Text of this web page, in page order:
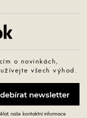
o novinkách,
všech výhod.
naše kontaktní informace